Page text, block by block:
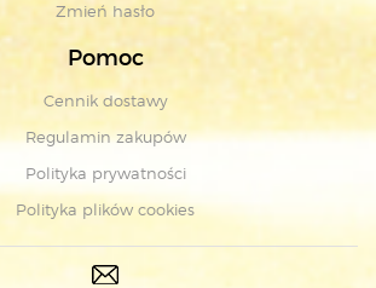
Zmień hasło
Pomoc
Cennik dostawy
Regulamin zakupów
Polityka prywatności
Polityka plików cookies